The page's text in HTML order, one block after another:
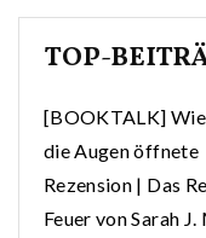
TOP-
[BOOKTALK]
die Augen öffnete
Rezension | Das
Feuer von Sarah J.